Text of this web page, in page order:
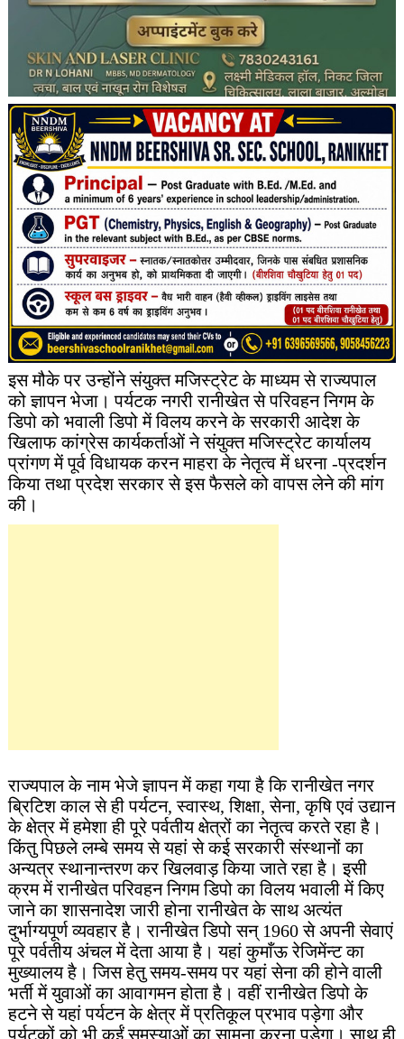
इस मौके पर उन्होंने संयुक्त मजिस्ट्रेट के माध्यम से राज्यपाल
को ज्ञापन भेजा। पर्यटक नगरी रानीखेत से परिवहन निगम के
डिपो को भवाली डिपो में विलय करने के सरकारी आदेश के
खिलाफ कांग्रेस कार्यकर्ताओं ने संयुक्त मजिस्ट्रेट कार्यालय
प्रांगण में पूर्व विधायक करन माहरा के नेतृत्व में धरना -प्रदर्शन
किया तथा प्रदेश सरकार से इस फैसले को वापस लेने की मांग
की।
राज्यपाल के नाम भेजे ज्ञापन में कहा गया है कि रानीखेत नगर
ब्रिटिश काल से ही पर्यटन, स्वास्थ, शिक्षा, सेना, कृषि एवं उद्यान
के क्षेत्र में हमेशा ही पूरे पर्वतीय क्षेत्रों का नेतृत्व करते रहा है।
किंतु पिछले लम्बे समय से यहां से कई सरकारी संस्थानों का
अन्यत्र स्थानान्तरण कर खिलवाड़ किया जाते रहा है। इसी
क्रम में रानीखेत परिवहन निगम डिपो का विलय भवाली में किए
जाने का शासनादेश जारी होना रानीखेत के साथ अत्यंत
दुर्भाग्यपूर्ण व्यवहार है। रानीखेत डिपो सन् 1960 से अपनी सेवाएं
पूरे पर्वतीय अंचल में देता आया है। यहां कुमाँऊ रेजिमेंन्ट का
मुख्यालय है। जिस हेतु समय-समय पर यहां सेना की होने वाली
भर्ती में युवाओं का आवागमन होता है। वहीं रानीखेत डिपो के
हटने से यहां पर्यटन के क्षेत्र में प्रतिकूल प्रभाव पड़ेगा और
पर्यटकों को भी कईं समस्याओं का सामना करना पड़ेगा। साथ ही